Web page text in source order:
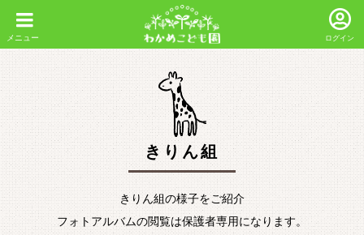
ログイン
きりん組
きりん組の様子をご紹介
フォトアルバムの閲覧は保護者専用になります。